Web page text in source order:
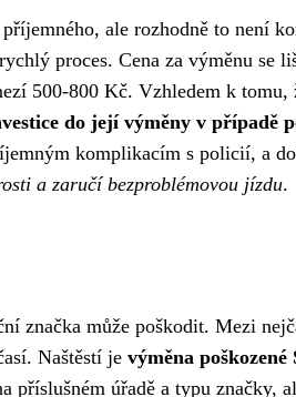
ale rozhodně to není
proces. Cena za výměnu se
500-800 Kč. Vzhledem k tomu,
do její výměny v případě
komplikacím s policií, a
a zaručí bezproblémovou jízdu.
značka může poškodit. Mezi
Naštěstí je výměna poškozené
příslušném úřadě a typu značky,